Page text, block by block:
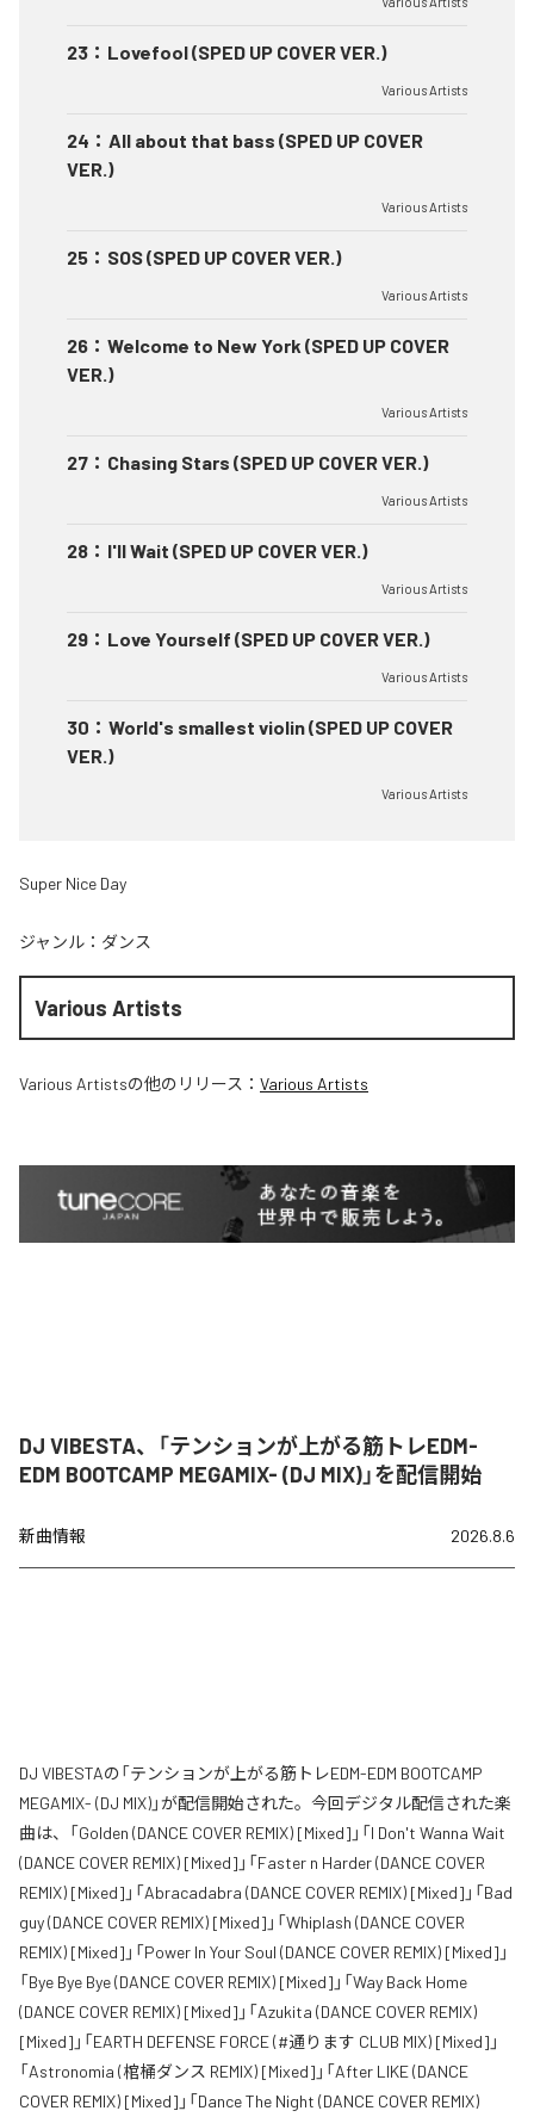
23 ： Lovefool (SPED UP COVER VER.)
Various Artists
24 ： All about that bass (SPED UP COVER
VER.)
Various Artists
25 ： SOS (SPED UP COVER VER.)
Various Artists
26 ： Welcome to New York (SPED UP COVER
VER.)
Various Artists
27 ： Chasing Stars (SPED UP COVER VER.)
Various Artists
28 ： I'll Wait (SPED UP COVER VER.)
Various Artists
29 ： Love Yourself (SPED UP COVER VER.)
Various Artists
30 ： World's smallest violin (SPED UP COVER
VER.)
Various Artists
Super Nice Day
ジャンル： ダンス
Various Artists
Various Artistsの他のリリース： Various Artists
DJ VIBESTA、「テンションが上がる筋トレEDM-
EDM BOOTCAMP MEGAMIX- (DJ MIX)」を配信開始
新曲情報 2026.8.6
DJ VIBESTAの「テンションが上がる筋トレEDM-EDM BOOTCAMP
MEGAMIX- (DJ MIX)」が配信開始された。今回デジタル配信された楽
曲は、「Golden (DANCE COVER REMIX) [Mixed]」「I Don't Wanna Wait
(DANCE COVER REMIX) [Mixed]」「Faster n Harder (DANCE COVER
REMIX) [Mixed]」「Abracadabra (DANCE COVER REMIX) [Mixed]」「Bad
guy (DANCE COVER REMIX) [Mixed]」「Whiplash (DANCE COVER
REMIX) [Mixed]」「Power In Your Soul (DANCE COVER REMIX) [Mixed]」
「Bye Bye Bye (DANCE COVER REMIX) [Mixed]」「Way Back Home
(DANCE COVER REMIX) [Mixed]」「Azukita (DANCE COVER REMIX)
[Mixed]」「EARTH DEFENSE FORCE (#通ります CLUB MIX) [Mixed]」
「Astronomia (棺桶ダンス REMIX) [Mixed]」「After LIKE (DANCE
COVER REMIX) [Mixed]」「Dance The Night (DANCE COVER REMIX)